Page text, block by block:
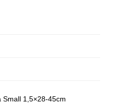
Small 1,5×28-45cm